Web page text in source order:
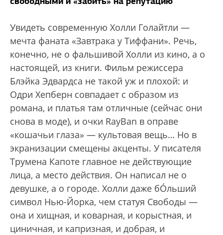
Увидеть современную Холли Голайтли —
мечта фаната «Завтрака у Тиффани». Речь,
конечно, не о фальшивой Холли из кино, а о
настоящей, из книги. Фильм режиссера
Блэйка Эдвардса не такой уж и плохой: и
Одри Хепберн совпадает с образом из
романа, и платья там отличные (сейчас они
снова в моде), и очки RayBan в оправе
«кошачьи глаза» — культовая вещь… Но в
экранизации смещены акценты. У писателя
Трумена Капоте главное не действующие
лица, а место действия. Он написал не о
девушке, а о городе. Холли даже бÓльший
символ Нью-Йорка, чем статуя Свободы —
она и хищная, и коварная, и корыстная, и
циничная, и капризная, и добрая, и